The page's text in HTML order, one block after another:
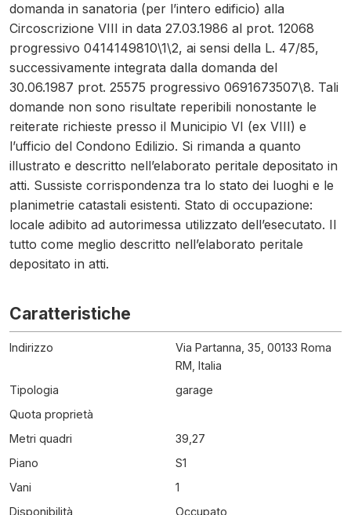
domanda in sanatoria (per l’intero edificio) alla
Circoscrizione VIII in data 27.03.1986 al prot. 12068
progressivo 0414149810\1\2, ai sensi della L. 47/85,
successivamente integrata dalla domanda del
30.06.1987 prot. 25575 progressivo 0691673507\8. Tali
domande non sono risultate reperibili nonostante le
reiterate richieste presso il Municipio VI (ex VIII) e
l’ufficio del Condono Edilizio. Si rimanda a quanto
illustrato e descritto nell’elaborato peritale depositato in
atti. Sussiste corrispondenza tra lo stato dei luoghi e le
planimetrie catastali esistenti. Stato di occupazione:
locale adibito ad autorimessa utilizzato dell’esecutato. Il
tutto come meglio descritto nell’elaborato peritale
depositato in atti.
Caratteristiche
Indirizzo
Via Partanna, 35, 00133 Roma
RM, Italia
Tipologia
garage
Quota proprietà
Metri quadri
39,27
Piano
S1
Vani
1
Disponibilità
Occupato